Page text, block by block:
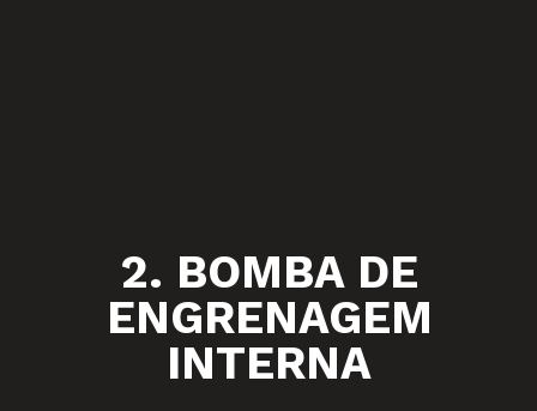
2. BOMBA DE
ENGRENAGEM
INTERNA